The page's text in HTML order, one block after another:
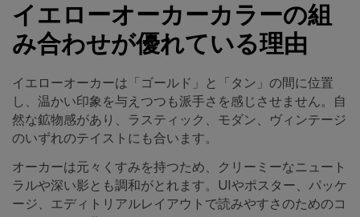
イエローオーカーカラーの組
み合わせが優れている理由
イエローオーカーは「ゴールド」と「タン」の間に位置
し、温かい印象を与えつつも派手さを感じさせません。自
然な鉱物感があり、ラスティック、モダン、ヴィンテージ
のいずれのテイストにも合います。
オーカーは元々くすみを持つため、クリーミーなニュート
ラルや深い影とも調和がとれます。UIやポスター、パッケ
ージ、エディトリアルレイアウトで読みやすさのためのコ